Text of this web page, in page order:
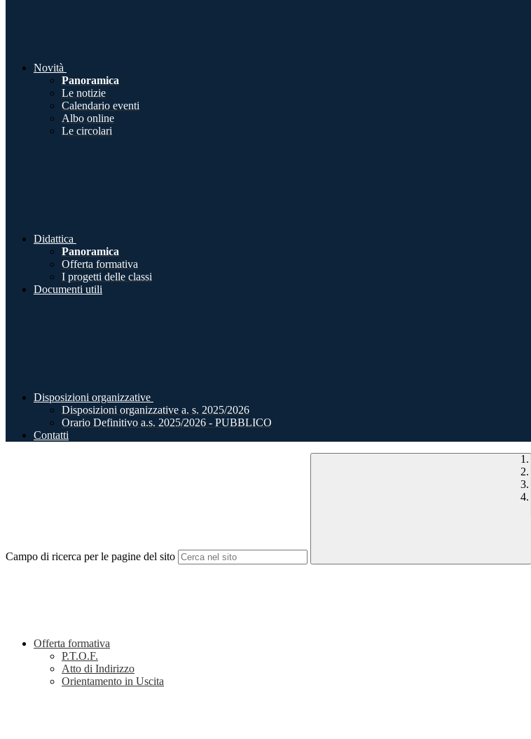
Novità
Panoramica
Le notizie
Calendario eventi
Albo online
Le circolari
Didattica
Panoramica
Offerta formativa
I progetti delle classi
Documenti utili
Disposizioni organizzative
Disposizioni organizzative a. s. 2025/2026
Orario Definitivo a.s. 2025/2026 - PUBBLICO
Contatti
Campo di ricerca per le pagine del sito
Offerta formativa
P.T.O.F.
Atto di Indirizzo
Orientamento in Uscita